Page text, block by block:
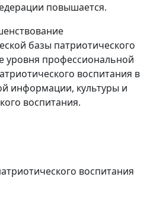
повышается.
базы патриотического
уровня профессиональной
воспитания в
информации, культуры и
воспитания.
воспитания